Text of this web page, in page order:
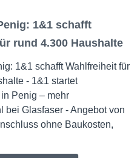
1&1 schafft
rund 4.300 Haushalte
1&1 schafft Wahlfreiheit für
- 1&1 startet
Penig – mehr
bei Glasfaser - Angebot von
ohne Baukosten,